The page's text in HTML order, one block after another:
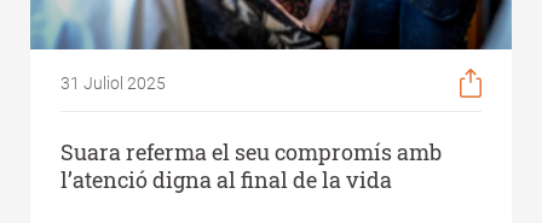
31 Juliol 2025
Suara referma el seu compromís amb
l’atenció digna al final de la vida